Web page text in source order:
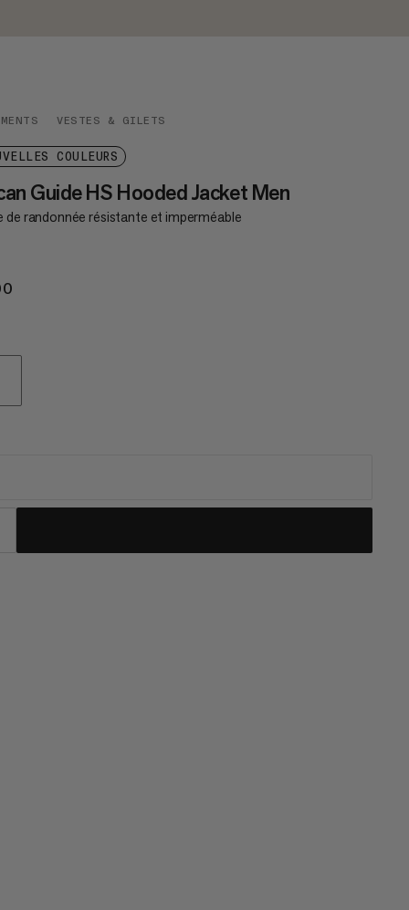
VESTES & GILETS
COULEURS
Guide HS Hooded Jacket Men
de randonnée résistante et imperméable